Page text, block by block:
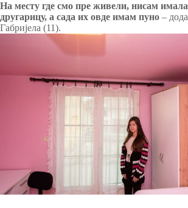
На месту где смо пре живели, нисам имала
другарицу, а сада их овде имам пуно –
Габријела (11).